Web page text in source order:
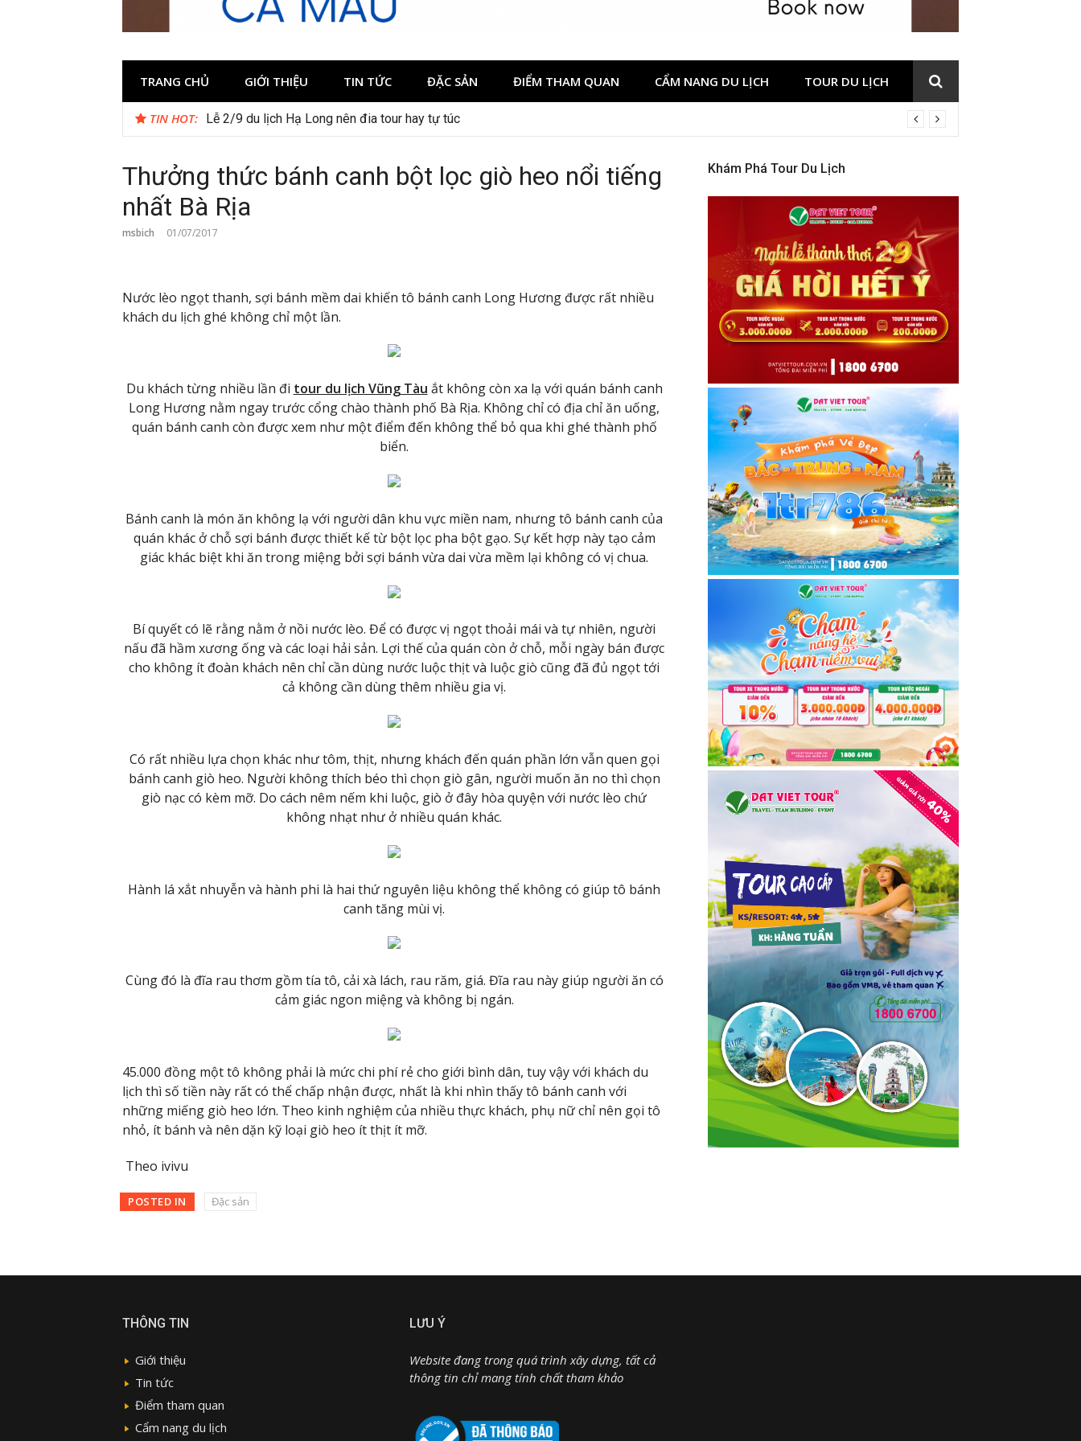
TRANG CHỦ GIỚI THIỆU TIN TỨC ĐẶC SẢN ĐIỂM THAM QUAN CẨM NANG DU LỊCH TOUR DU LỊCH
TIN HOT: Du lịch Ninh Bình tháng 12 có gì đáng trải nghiệm
Thưởng thức bánh canh bột lọc giò heo nổi tiếng
nhất Bà Rịa
msbich 01/07/2017
Nước lèo ngọt thanh, sợi bánh mềm dai khiến tô bánh canh Long Hương được rất nhiều
khách du lịch ghé không chỉ một lần.
Du khách từng nhiều lần đi tour du lịch Vũng Tàu ắt không còn xa lạ với quán bánh canh
Long Hương nằm ngay trước cổng chào thành phố Bà Rịa. Không chỉ có địa chỉ ăn uống,
quán bánh canh còn được xem như một điểm đến không thể bỏ qua khi ghé thành phố
biển.
Bánh canh là món ăn không lạ với người dân khu vực miền nam, nhưng tô bánh canh của
quán khác ở chỗ sợi bánh được thiết kế từ bột lọc pha bột gạo. Sự kết hợp này tạo cảm
giác khác biệt khi ăn trong miệng bởi sợi bánh vừa dai vừa mềm lại không có vị chua.
Bí quyết có lẽ rằng nằm ở nồi nước lèo. Để có được vị ngọt thoải mái và tự nhiên, người
nấu đã hầm xương ống và các loại hải sản. Lợi thế của quán còn ở chỗ, mỗi ngày bán được
cho không ít đoàn khách nên chỉ cần dùng nước luộc thịt và luộc giò cũng đã đủ ngọt tới
cả không cần dùng thêm nhiều gia vị.
Có rất nhiều lựa chọn khác như tôm, thịt, nhưng khách đến quán phần lớn vẫn quen gọi
bánh canh giò heo. Người không thích béo thì chọn giò gân, người muốn ăn no thì chọn
giò nạc có kèm mỡ. Do cách nêm nếm khi luộc, giò ở đây hòa quyện với nước lèo chứ
không nhạt như ở nhiều quán khác.
Hành lá xắt nhuyễn và hành phi là hai thứ nguyên liệu không thể không có giúp tô bánh
canh tăng mùi vị.
Cùng đó là đĩa rau thơm gồm tía tô, cải xà lách, rau răm, giá. Đĩa rau này giúp người ăn có
cảm giác ngon miệng và không bị ngán.
45.000 đồng một tô không phải là mức chi phí rẻ cho giới bình dân, tuy vậy với khách du
lịch thì số tiền này rất có thể chấp nhận được, nhất là khi nhìn thấy tô bánh canh với
những miếng giò heo lớn. Theo kinh nghiệm của nhiều thực khách, phụ nữ chỉ nên gọi tô
nhỏ, ít bánh và nên dặn kỹ loại giò heo ít thịt ít mỡ.
Theo ivivu
POSTED IN Đặc sản
Khám Phá Tour Du Lịch
THÔNG TIN
Giới thiệu
Tin tức
Điểm tham quan
Cẩm nang du lịch
LƯU Ý
Website đang trong quá trình xây dựng, tất cả
thông tin chỉ mang tính chất tham khảo